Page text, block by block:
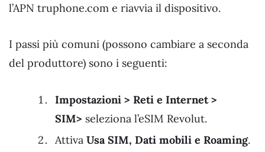
l’APN truphone.com e riavvia il dispositivo.
I passi più comuni (possono cambiare a seconda
del produttore) sono i seguenti:
Impostazioni > Reti e Internet >
SIM> seleziona l’eSIM Revolut.
Attiva Usa SIM, Dati mobili e Roaming.